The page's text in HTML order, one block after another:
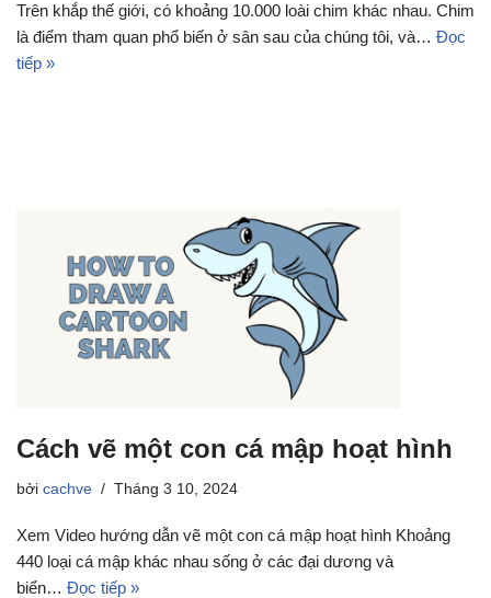
Trên khắp thế giới, có khoảng 10.000 loài chim khác nhau. Chim
là điểm tham quan phổ biến ở sân sau của chúng tôi, và… Đọc
tiếp »
Cách vẽ một con cá mập hoạt hình
bởi cachve Tháng 3 10, 2024
Xem Video hướng dẫn vẽ một con cá mập hoạt hình Khoảng
440 loại cá mập khác nhau sống ở các đại dương và
biển… Đọc tiếp »